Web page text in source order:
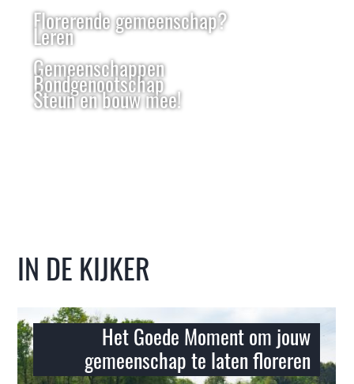
Florerende gemeenschap?
Leren
Gemeenschappen
Bondgenootschap
Steun en bouw mee!
IN DE KIJKER
Het Goede Moment om jouw
gemeenschap te laten floreren